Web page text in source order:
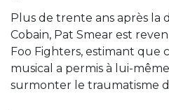
Plus de trente ans après la
Cobain, Pat Smear est
Foo Fighters, estimant que
musical a permis à lui-
surmonter le traumatisme